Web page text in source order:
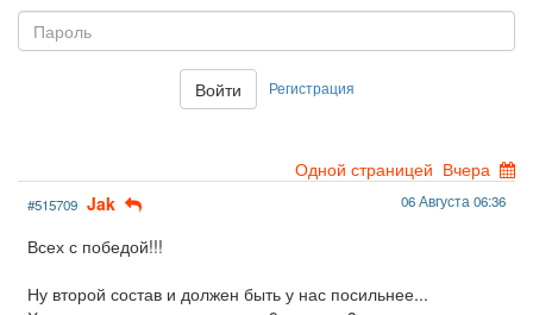
Войти Регистрация
Одной страницей Вчера
#515709 Jak 06 Августа 06:36
Всех с победой!!!
Ну второй состав и должен быть у нас посильнее...